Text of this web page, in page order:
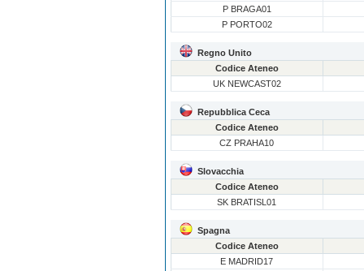
P BRAGA01
P PORTO02
Regno Unito
Codice Ateneo
UK NEWCAST02
Repubblica Ceca
Codice Ateneo
CZ PRAHA10
Slovacchia
Codice Ateneo
SK BRATISL01
Spagna
Codice Ateneo
E MADRID17